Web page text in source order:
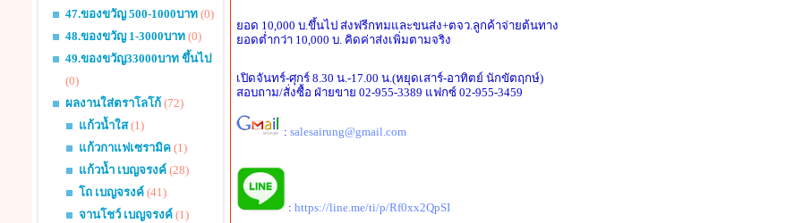
47.ของขวัญ 500-1000บาท (0)
48.ของขวัญ 1-3000บาท (0)
49.ของขวัญ33000บาท ขึ้นไป
(0)
ผลงานใส่ตราโลโก้ (72)
แก้วน้ำใส(1)
แก้วกาแฟเซรามิค (1)
แก้วน้ำ เบญจรงค์ (28)
โถ เบญจรงค์ (41)
จานโชว์ เบญจรงค์ (1)
ยอด 10,000 บ.ขึ้นไป ส่งฟรีกทมและขนส่ง+ตจว.ลูกค้าจ่ายต้นทาง
ยอดต่ำกว่า 10,000 บ. คิดค่าส่งเพิ่มตามจริง
เปิดจันทร์-ศุกร์ 8.30 น.-17.00 น.(หยุดเสาร์-อาทิตย์ นักขัตฤกษ์)
สอบถาม/สั่งซื้อ ฝ่ายขาย 02-955-3389 แฟกซ์ 02-955-3459
: salesairung@gmail.com
: https://line.me/ti/p/Rf0xx2QpSI